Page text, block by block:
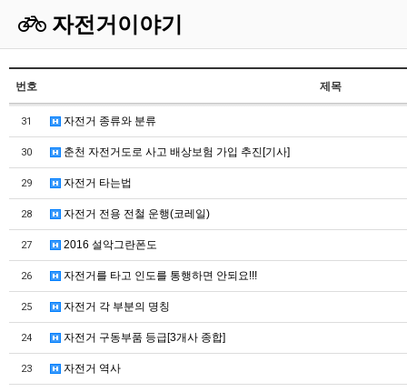
자전거이야기
번호 제목
31 자전거 종류와 분류
30 춘천 자전거도로 사고 배상보험 가입 추진[기사]
29 자전거 타는법
28 자전거 전용 전철 운행(코레일)
27 2016 설악그란폰도
26 자전거를 타고 인도를 통행하면 안되요!!!
25 자전거 각 부분의 명칭
24 자전거 구동부품 등급[3개사 종합]
23 자전거 역사